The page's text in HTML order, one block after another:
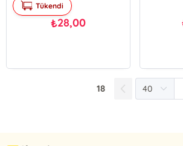
Tükendi
₺28,00
18